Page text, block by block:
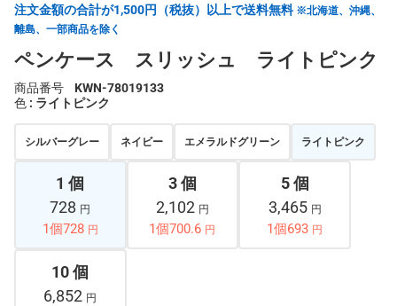
注文金額の合計が1,500円（税抜）以上で送料無料 ※北海道、沖縄、
離島、一部商品を除く
ペンケース スリッシュ ライトピンク
商品番号
KWN-78019133
色 : ライトピンク
シルバーグレー ネイビー エメラルドグリーン ライトピンク
1 個
728 円
1個728 円
3 個
2,102 円
1個700.6 円
5 個
3,465 円
1個693 円
10 個
6,852 円